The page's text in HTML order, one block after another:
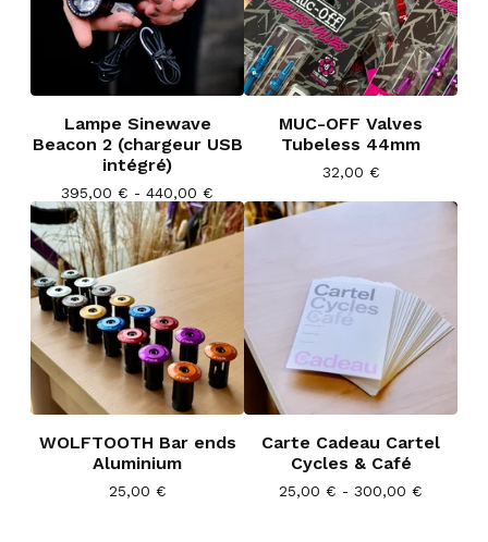
Lampe Sinewave
Beacon 2 (chargeur USB
intégré)
395,00 € - 440,00 €
MUC-OFF Valves
Tubeless 44mm
32,00 €
WOLFTOOTH Bar ends
Aluminium
25,00 €
Carte Cadeau Cartel
Cycles & Café
25,00 € - 300,00 €